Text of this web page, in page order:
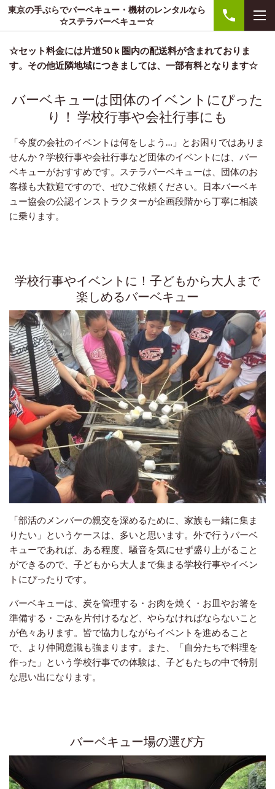
東京の手ぶらでバーベキュー・機材のレンタルなら
☆ステラバーベキュー☆
☆セット料金には片道50ｋ圏内の配送料が含まれておりま
す。その他近隣地域につきましては、一部有料となります☆
バーベキューは団体のイベントにぴった
り！ 学校行事や会社行事にも
「今度の会社のイベントは何をしよう…」とお困りではありま
せんか？学校行事や会社行事など団体のイベントには、バー
ベキューがおすすめです。ステラバーベキューは、団体のお
客様も大歓迎ですので、ぜひご依頼ください。日本バーベキ
ュー協会の公認インストラクターが企画段階から丁寧に相談
に乗ります。
学校行事やイベントに！子どもから大人まで
楽しめるバーベキュー
「部活のメンバーの親交を深めるために、家族も一緒に集ま
りたい」というケースは、多いと思います。外で行うバーベ
キューであれば、ある程度、騒音を気にせず盛り上がること
ができるので、子どもから大人まで集まる学校行事やイベン
トにぴったりです。
バーベキューは、炭を管理する・お肉を焼く・お皿やお箸を
準備する・ごみを片付けるなど、やらなければならないこと
が色々あります。皆で協力しながらイベントを進めること
で、より仲間意識も強まります。また、「自分たちで料理を
作った」という学校行事での体験は、子どもたちの中で特別
な思い出になります。
バーベキュー場の選び方